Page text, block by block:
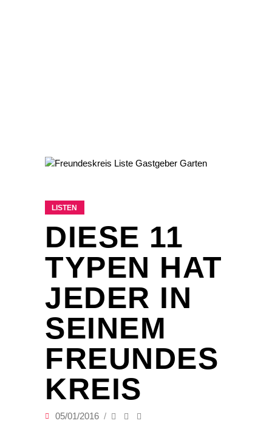
LISTEN
DIESE 11
TYPEN HAT
JEDER IN
SEINEM
FREUNDES
KREIS
05/01/2016